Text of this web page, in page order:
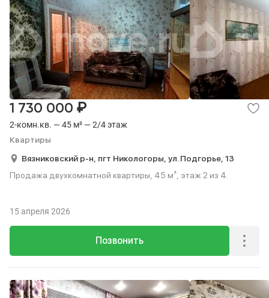
2-комн.кв. — 45 м² — 2/4 этаж
Квартиры
1 730 000 ₽
Вязниковский р-н, пгт Никологоры, ул. Подгорье, 13
Продажа двухкомнатной квартиры, 45 м², этаж 2 из 4.
Позвонить
15 апреля 2026